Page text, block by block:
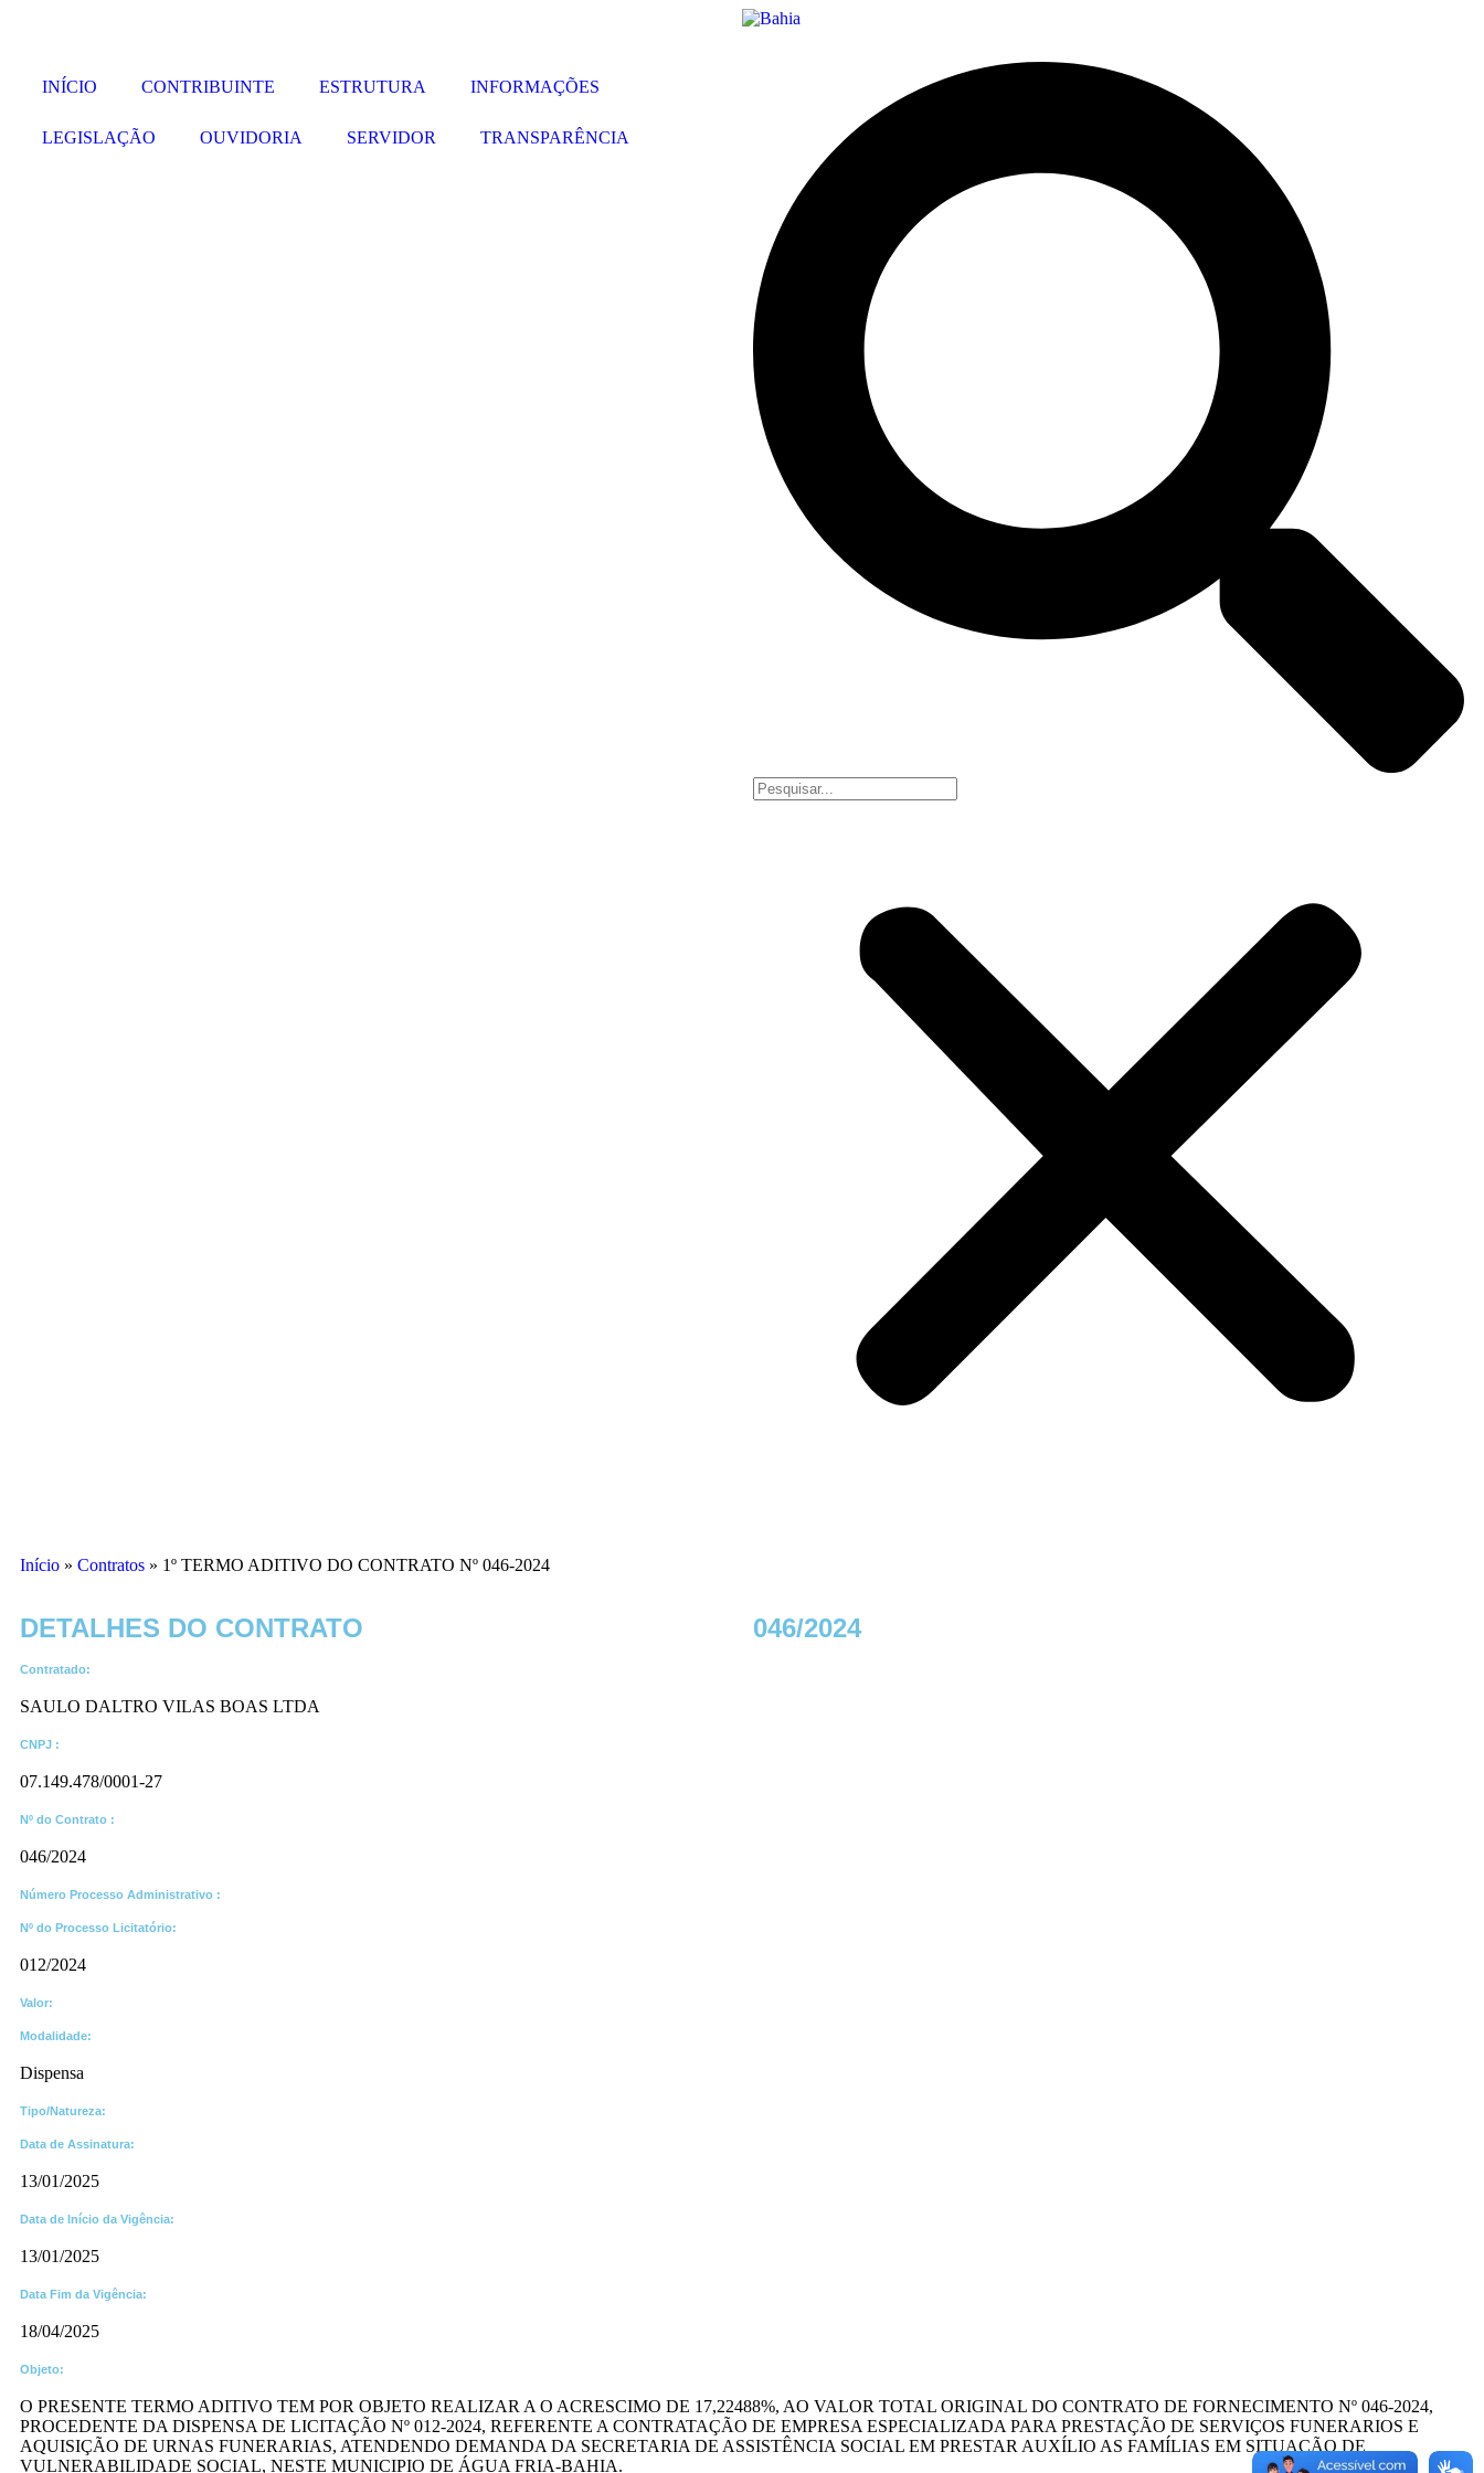
INÍCIO CONTRIBUINTE ESTRUTURA INFORMAÇÕES
LEGISLAÇÃO OUVIDORIA SERVIDOR TRANSPARÊNCIA
Início » Contratos » 1º TERMO ADITIVO DO CONTRATO Nº 046-2024
DETALHES DO CONTRATO​ 046/2024
Contratado:
SAULO DALTRO VILAS BOAS LTDA
CNPJ :
07.149.478/0001-27
Nº do Contrato :
046/2024
Número Processo Administrativo :
Nº do Processo Licitatório:
012/2024
Valor:
Modalidade:
Dispensa
Tipo/Natureza:
Data de Assinatura:
13/01/2025
Data de Início da Vigência:
13/01/2025
Data Fim da Vigência:
18/04/2025
Objeto:
O PRESENTE TERMO ADITIVO TEM POR OBJETO REALIZAR A O ACRESCIMO DE 17,22488%, AO VALOR TOTAL ORIGINAL DO CONTRATO DE FORNECIMENTO Nº 046-2024,
PROCEDENTE DA DISPENSA DE LICITAÇÃO Nº 012-2024, REFERENTE A CONTRATAÇÃO DE EMPRESA ESPECIALIZADA PARA PRESTAÇÃO DE SERVIÇOS FUNERARIOS E
AQUISIÇÃO DE URNAS FUNERARIAS, ATENDENDO DEMANDA DA SECRETARIA DE ASSISTÊNCIA SOCIAL EM PRESTAR AUXÍLIO AS FAMÍLIAS EM SITUAÇÃO DE
VULNERABILIDADE SOCIAL, NESTE MUNICIPIO DE ÁGUA FRIA-BAHIA.